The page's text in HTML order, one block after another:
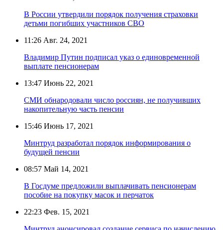
В России утвердили порядок получения страховки
детьми погибших участников СВО
11:26 Авг. 24, 2021
Владимир Путин подписал указ о единовременной
выплате пенсионерам
13:47 Июнь 22, 2021
СМИ обнародовали число россиян, не получивших
накопительную часть пенсии
15:46 Июнь 17, 2021
Минтруд разработал порядок информирования о
будущей пенсии
08:57 Май 14, 2021
В Госдуме предложили выплачивать пенсионерам
пособие на покупку масок и перчаток
22:23 Фев. 15, 2021